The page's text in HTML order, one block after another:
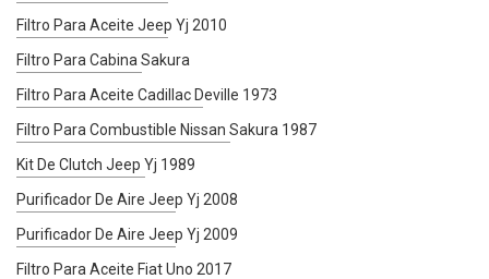
Filtro Para Aceite Jeep Yj 2010
Filtro Para Cabina Sakura
Filtro Para Aceite Cadillac Deville 1973
Filtro Para Combustible Nissan Sakura 1987
Kit De Clutch Jeep Yj 1989
Purificador De Aire Jeep Yj 2008
Purificador De Aire Jeep Yj 2009
Filtro Para Aceite Fiat Uno 2017